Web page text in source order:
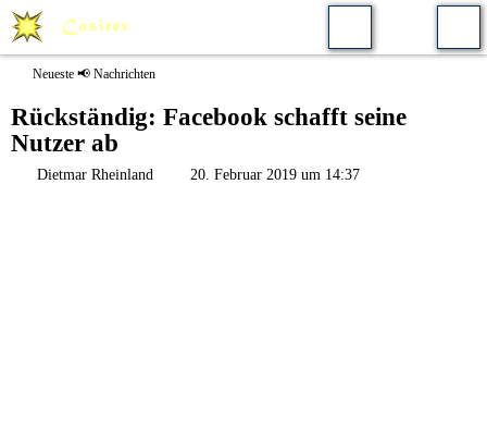
Neueste 📢 Nachrichten
Rückständig: Facebook schafft seine
Nutzer ab
Dietmar Rheinland 20. Februar 2019 um 14:37